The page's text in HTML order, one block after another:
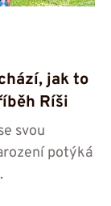
jak to
Ríši
svou
potýká